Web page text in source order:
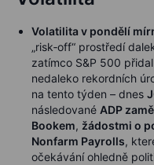
Volatilita v pondělí
„risk‑off“ prostředí
zatímco S&P 500
nedaleko rekordních
na tento týden – dnes
následované ADP
Bookem, žádostmi o
Nonfarm Payrolls,
očekávání ohledně